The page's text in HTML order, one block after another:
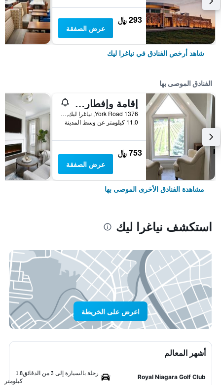
293 ﷼
عرض الصفقة
شاهد أرخص الفنادق في نياغرا ليك
الفنادق الموصى بها
إقامة وإفطار بفندق جرين أوكس
1376 York Road, نياغرا ليك, ON, كندا
11.0 كيلومتر عن وسط المدينة
753 ﷼
عرض الصفقة
مشاهدة الفنادق الأخرى الموصى بها
استكشف نياغرا ليك
اعرض على الخريطة
أشهر المعالم
Royal Niagara Golf Club
رحلة بالسيارة إلى 3 من الدقائق
1.8
كيلومتر